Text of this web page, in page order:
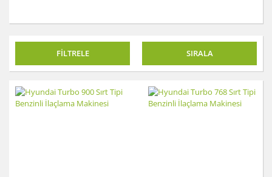
FİLTRELE SIRALA
Akü Şarj Cihazı
Aspiratör
Beton Kesme Makinası
Boya Tabancaları ve Aksesuarları